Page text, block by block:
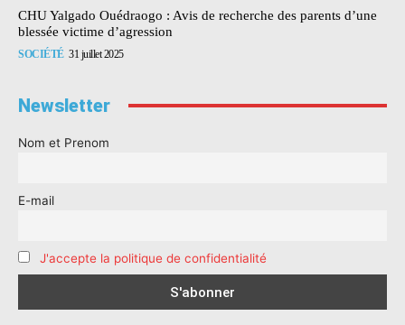
CHU Yalgado Ouédraogo : Avis de recherche des parents d’une
blessée victime d’agression
SOCIÉTÉ 31 juillet 2025
Newsletter
Nom et Prenom
E-mail
J'accepte la politique de confidentialité